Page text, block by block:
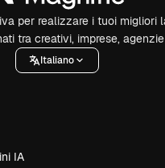
per realizzare i tuoi migliori
tra creativi, imprese,
Italiano
IA